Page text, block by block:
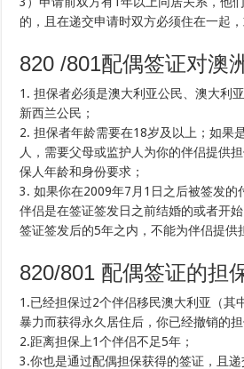
的，且在递交申请时双方必须住在一起
820 /801配偶签证对澳
1. 担保者必须是澳大利亚公民、澳大利
新西兰公民；
2. 担保者年龄需要在18岁及以上；如果
人，需要父母或监护人为你的伴侣提供
保人年龄和身份要求；
3. 如果你在2009年7月1日之后被签发的
伴侣是在签证签发日之前结婚的或者开
签证签发后的5年之内，不能为伴侣提供
820/801 配偶签证的担
1.已经担保过2个伴侣移民澳大利亚（其
暴力而获得永久居住后，你已经撤销的担
2.距离担保上1个伴侣不足5年；
3.你也是通过配偶担保获得的签证，且递